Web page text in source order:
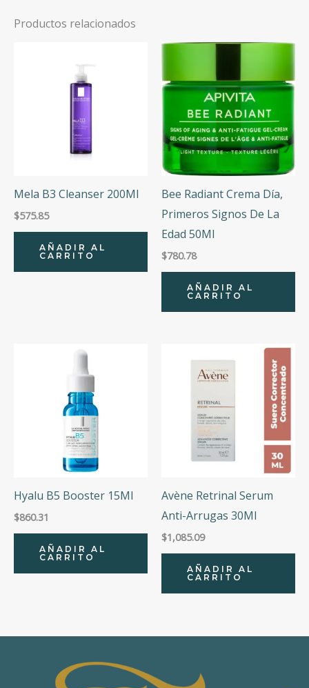
Productos relacionados
Mela B3 Cleanser 200Ml
$575.85
AÑADIR AL
CARRITO
Bee Radiant Crema Día,
Primeros Signos De La
Edad 50Ml
$780.78
AÑADIR AL
CARRITO
Hyalu B5 Booster 15Ml
$860.31
AÑADIR AL
CARRITO
Avène Retrinal Serum
Anti-Arrugas 30Ml
$1,085.09
AÑADIR AL
CARRITO